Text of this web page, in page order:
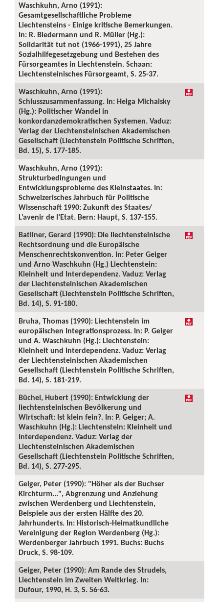
Waschkuhn, Arno (1991):
Gesamtgesellschaftliche Probleme
Liechtensteins - Einige kritische Bemerkungen.
In: R. Biedermann und R. Müller (Hg.):
Solidarität tut not (1966-1991), 25 Jahre
Sozialhilfegesetzgebung und Bestehen des
Fürsorgeamtes in Liechtenstein. Schaan:
Liechtensteinisches Fürsorgeamt, S. 25-37.
Waschkuhn, Arno (1991):
Schlusszusammenfassung. In: Helga Michalsky
(Hg.): Politischer Wandel in
konkordanzdemokratischen Systemen. Vaduz:
Verlag der Liechtensteinischen Akademischen
Gesellschaft (Liechtenstein Politische Schriften,
Bd. 15), S. 177-185.
Waschkuhn, Arno (1991):
Strukturbedingungen und
Entwicklungsprobleme des Kleinstaates. In:
Schweizerisches Jahrbuch für Politische
Wissenschaft 1990: Zukunft des Staates/
L’avenir de l’Etat. Bern: Haupt, S. 137-155.
Batliner, Gerard (1990): Die liechtensteinische
Rechtsordnung und die Europäische
Menschenrechtskonvention. In: Peter Geiger
und Arno Waschkuhn (Hg.) Liechtenstein:
Kleinheit und Interdependenz. Vaduz: Verlag
der Liechtensteinischen Akademischen
Gesellschaft (Liechtenstein Politische Schriften,
Bd. 14), S. 91-180.
Bruha, Thomas (1990): Liechtenstein im
europäischen Integrationsprozess. In: P. Geiger
und A. Waschkuhn (Hg.): Liechtenstein:
Kleinheit und Interdependenz. Vaduz: Verlag
der Liechtensteinischen Akademischen
Gesellschaft (Liechtenstein Politische Schriften,
Bd. 14), S. 181-219.
Büchel, Hubert (1990): Entwicklung der
liechtensteinischen Bevölkerung und
Wirtschaft: Ist klein fein?. In: P. Geiger; A.
Waschkuhn (Hg.): Liechtenstein: Kleinheit und
Interdependenz. Vaduz: Verlag der
Liechtensteinischen Akademischen
Gesellschaft (Liechtenstein Politische Schriften,
Bd. 14), S. 277-295.
Geiger, Peter (1990): "Höher als der Buchser
Kirchturm...", Abgrenzung und Anziehung
zwischen Werdenberg und Liechtenstein,
Beispiele aus der ersten Hälfte des 20.
Jahrhunderts. In: Historisch-Heimatkundliche
Vereinigung der Region Werdenberg (Hg.):
Werdenberger Jahrbuch 1991. Buchs: Buchs
Druck, S. 98-109.
Geiger, Peter (1990): Am Rande des Strudels,
Liechtenstein im Zweiten Weltkrieg. In:
Dufour, 1990, H. 3, S. 56-63.